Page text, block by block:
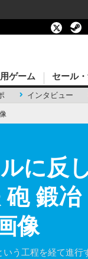
インタビュー
ゲーム セール
に反
鍛
像
う工程を経て進行